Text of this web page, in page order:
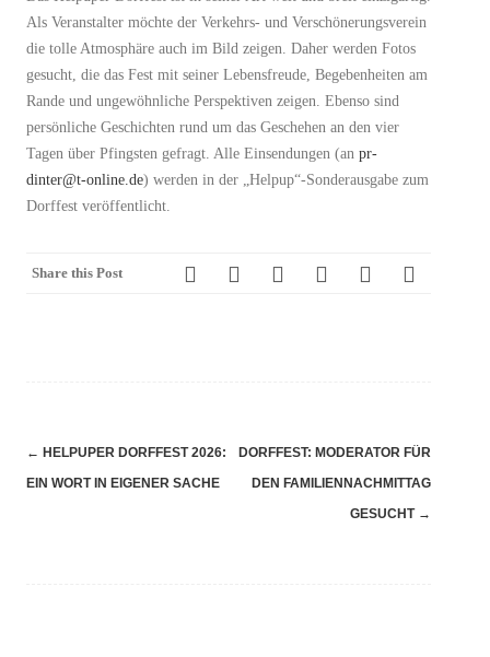
Als Veranstalter möchte der Verkehrs- und Verschönerungsverein
die tolle Atmosphäre auch im Bild zeigen. Daher werden Fotos
gesucht, die das Fest mit seiner Lebensfreude, Begebenheiten am
Rande und ungewöhnliche Perspektiven zeigen. Ebenso sind
persönliche Geschichten rund um das Geschehen an den vier
Tagen über Pfingsten gefragt. Alle Einsendungen (an pr-
dinter@t-online.de) werden in der „Helpup“-Sonderausgabe zum
Dorffest veröffentlicht.
Share this Post
Navigation
(Beiträge)
← HELPUPER DORFFEST 2026:
EIN WORT IN EIGENER SACHE
DORFFEST: MODERATOR FÜR
DEN FAMILIENNACHMITTAG
GESUCHT →